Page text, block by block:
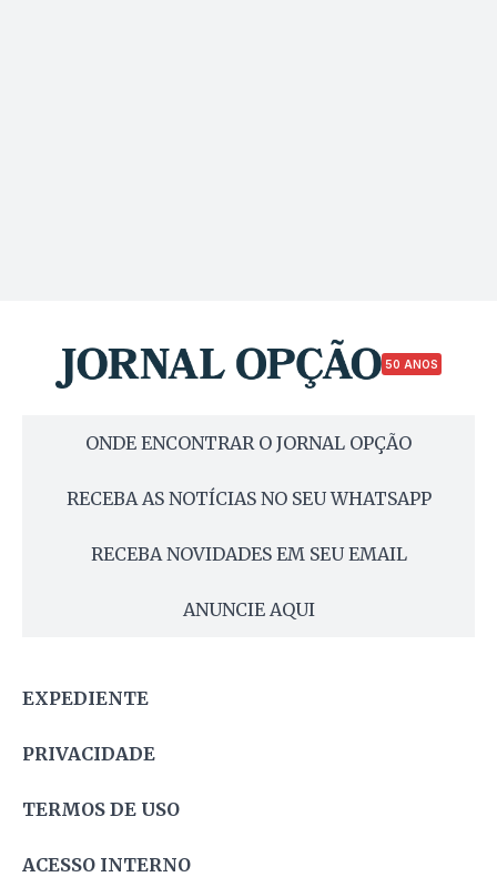
50 ANOS
ONDE ENCONTRAR O JORNAL OPÇÃO
RECEBA AS NOTÍCIAS NO SEU WHATSAPP
RECEBA NOVIDADES EM SEU EMAIL
ANUNCIE AQUI
EXPEDIENTE
PRIVACIDADE
TERMOS DE USO
ACESSO INTERNO